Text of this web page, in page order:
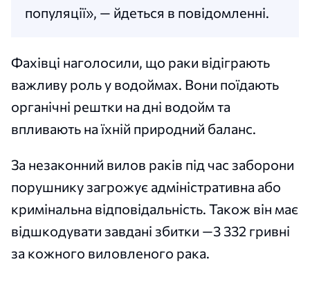
популяції», — йдеться в повідомленні.
Фахівці наголосили, що раки відіграють
важливу роль у водоймах. Вони поїдають
органічні рештки на дні водойм та
впливають на їхній природний баланс.
За незаконний вилов раків під час заборони
порушнику загрожує адміністративна або
кримінальна відповідальність. Також він має
відшкодувати завдані збитки —3 332 гривні
за кожного виловленого рака.